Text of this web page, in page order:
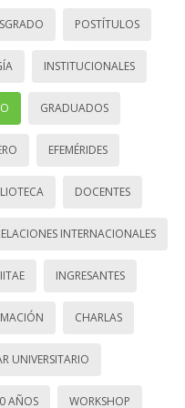
POSTÍTULOS
INSTITUCIONALES
GRADUADOS
EFEMÉRIDES
DOCENTES
INTERNACIONALES
IITAE INGRESANTES
CHARLAS
UNIVERSITARIO
AÑOS WORKSHOP